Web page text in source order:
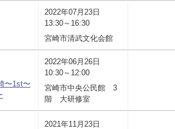
2022年07月23日
13:30～16:30
宮崎市清武文化会館
〜1st〜
2022年06月26日
10:30～12:00
宮崎市中央公民館 3
階 大研修室
2021年11月23日